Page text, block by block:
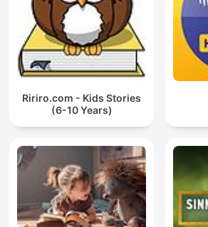
Ririro.com - Kids Stories
(6-10 Years)